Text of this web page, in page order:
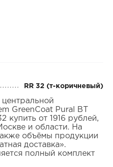
RR 32 (т-коричневый)
GreenCoat Pural BT
купить от 1916 рублей,
и области. На
объёмы продукции
доставка».
полный комплект